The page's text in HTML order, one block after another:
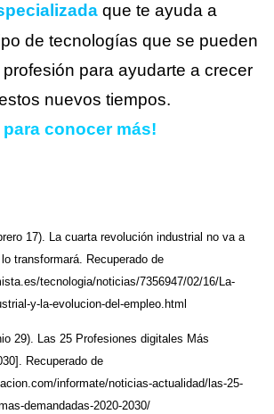
que te ayuda a
de tecnologías que se pueden
para ayudarte a crecer
nuevos tiempos.
para conocer más!
17). La cuarta revolución industrial no va a
transformará. Recuperado de
tecnologia/noticias/7356947/02/16/La-
y-la-evolucion-del-empleo.html
29). Las 25 Profesiones digitales Más
Recuperado de
informate/noticias-actualidad/las-25-
demandadas-2020-2030/